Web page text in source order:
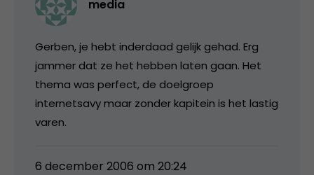
media
Gerben, je hebt inderdaad gelijk gehad. Erg
jammer dat ze het hebben laten gaan. Het
thema was perfect, de doelgroep
internetsavy maar zonder kapitein is het lastig
varen.
6 december 2006 om 20:24